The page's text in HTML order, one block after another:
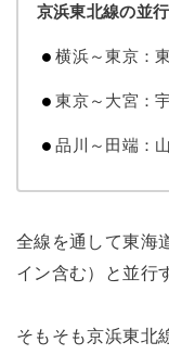
京浜東北線の並
横浜～東京：
東京～大宮：
品川～田端：
全線を通して東海
イン含む）と並行
そもそも京浜東北